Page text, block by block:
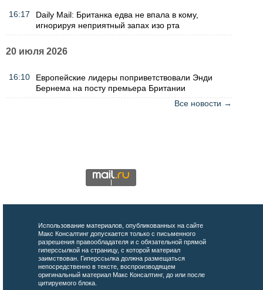
16:17
Daily Mail: Британка едва не впала в кому,
игнорируя неприятный запах изо рта
20 июля 2026
16:10
Европейские лидеры поприветствовали Энди
Бернема на посту премьера Британии
Все новости →
Использование материалов, опубликованных на сайте
Макс Консалтинг допускается только с письменного
разрешения правообладателя и с обязательной прямой
гиперссылкой на страницу, с которой материал
заимствован. Гиперссылка должна размещаться
непосредственно в тексте, воспроизводящем
оригинальный материал Макс Консалтинг, до или после
цитируемого блока.